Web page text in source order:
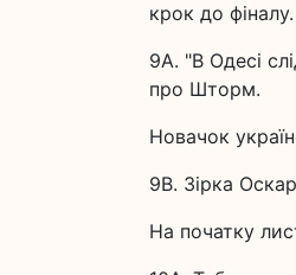
крок до фіналу.
9A. "В Одесі
про Шторм.
Новачок
9B. Зірка
На початку